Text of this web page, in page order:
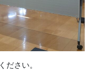
ださい。